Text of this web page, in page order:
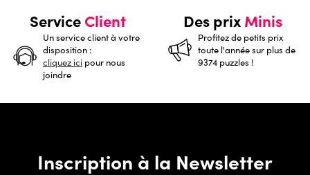
ServiceClient
Un service client à votre
disposition :
cliquez ici pour nous
joindre
Des prixMinis
Profitez de petits prix
toute l'année sur plus de
9374 puzzles !
Inscription à la Newsletter